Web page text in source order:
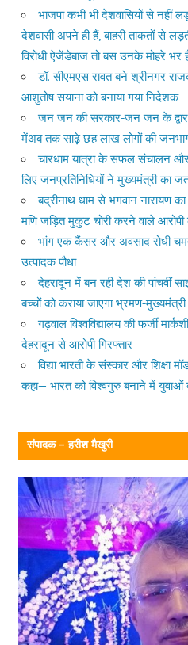
भाजपा कभी भी देशवासियों से नहीं
देशवासी अपने ही हैं, बाहरी ताकतों से
विरोधी ऐजेंडेबाज तो बस उनके मोहरे भर
डॉ. सीएमएस रावत बने श्रीनगर
आशुतोष सयाना को बनाया गया निदेशक
जन जन की सरकार-जन जन के
मेंअब तक साढ़े छह लाख लोगों की
चारधाम यात्रा के सफल संचालन और
लिए जनप्रतिनिधियों ने मुख्यमंत्री का
बद्रीनाथ धाम से भगवान नारायण
मणि जड़ित मुकुट चोरी करने वाले आरोपी
भांग एक कैंसर और अवसाद रोधी
उत्पादक पौधा
देहरादून में बन रही देश की पांचवीं
बच्चों को कराया जाएगा भ्रमण-मुख्यमंत्री
गढ़वाल विश्वविद्यालय की फर्जी
देहरादून से आरोपी गिरफ्तार
विद्या भारती के संस्कार और शिक्षा
कहा— भारत को विश्वगुरु बनाने में युवाओं
संपादक – हरीश मैखुरी